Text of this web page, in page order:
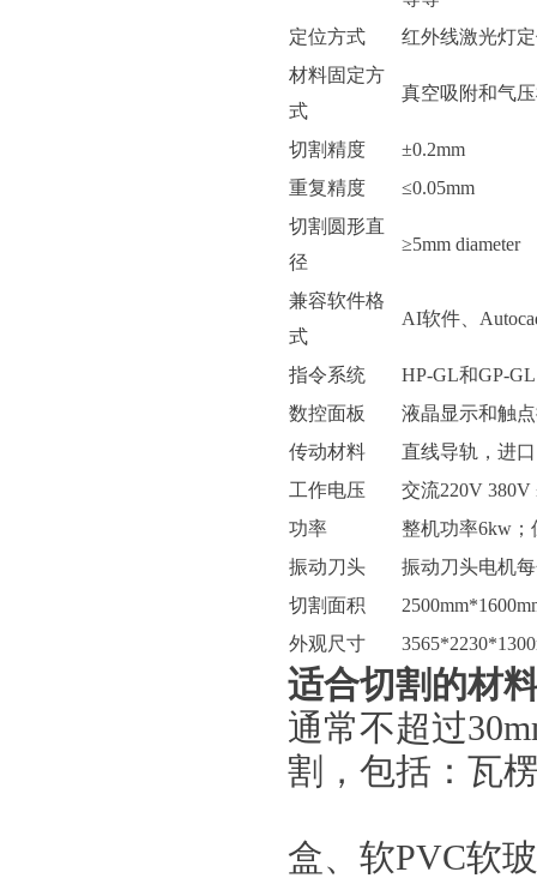
定位方式
红外线激光灯
材料固定方
式
真空吸附和气
切割精度
±0.2mm
重复精度
≤0.05mm
切割圆形直
径
≥5mm diameter
兼容软件格
式
AI软件、
指令系统
HP-GL和GP-GL
数控面板
液晶显示和触
传动材料
直线导轨，进
工作电压
交流220V 380V
功率
整机功率6kw
振动刀头
振动刀头电机
切割面积
外观尺寸
适合切割的材
通常不超过
割，包括：瓦
盒、软PVC软